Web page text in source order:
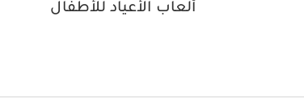
ألعاب الأعياد للأطفال